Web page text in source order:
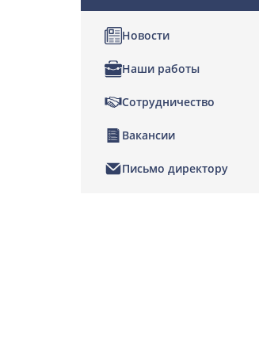
Новости
Наши работы
Сотрудничество
Вакансии
Письмо директору